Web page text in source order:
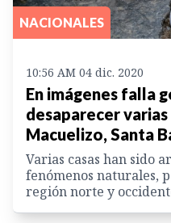
NACIONALES
10:56 AM 04 dic. 2020
En imágenes falla
desaparecer
Macuelizo, Santa
Varias casas han sido
fenómenos naturales,
región norte y